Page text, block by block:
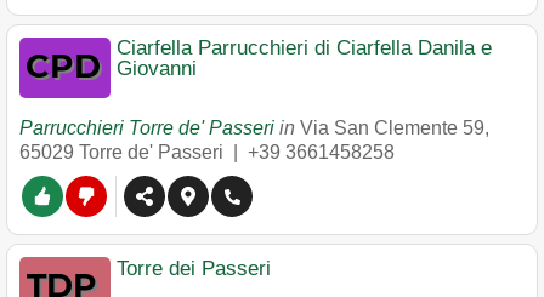
Ciarfella Parrucchieri di Ciarfella Danila e
Giovanni
Parrucchieri Torre de' Passeri in Via San Clemente 59,
65029 Torre de' Passeri +39 3661458258
Torre dei Passeri